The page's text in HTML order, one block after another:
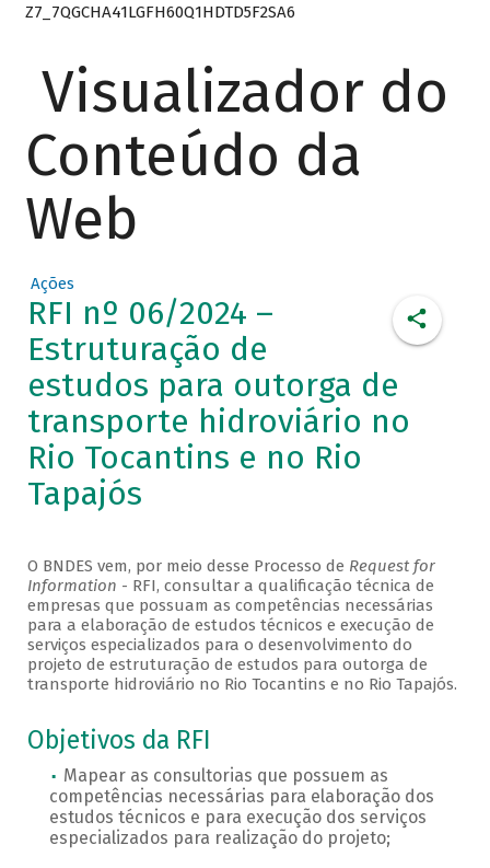
Z7_7QGCHA41LGFH60Q1HDTD5F2SA6
Visualizador do
Conteúdo da
Web
Ações
RFI nº 06/2024 –
Estruturação de
estudos para outorga de
transporte hidroviário no
Rio Tocantins e no Rio
Tapajós
O BNDES vem, por meio desse Processo de Request for
Information - RFI, consultar a qualificação técnica de
empresas que possuam as competências necessárias
para a elaboração de estudos técnicos e execução de
serviços especializados para o desenvolvimento do
projeto de estruturação de estudos para outorga de
transporte hidroviário no Rio Tocantins e no Rio Tapajós.
Objetivos da RFI
Mapear as consultorias que possuem as
competências necessárias para elaboração dos
estudos técnicos e para execução dos serviços
especializados para realização do projeto;